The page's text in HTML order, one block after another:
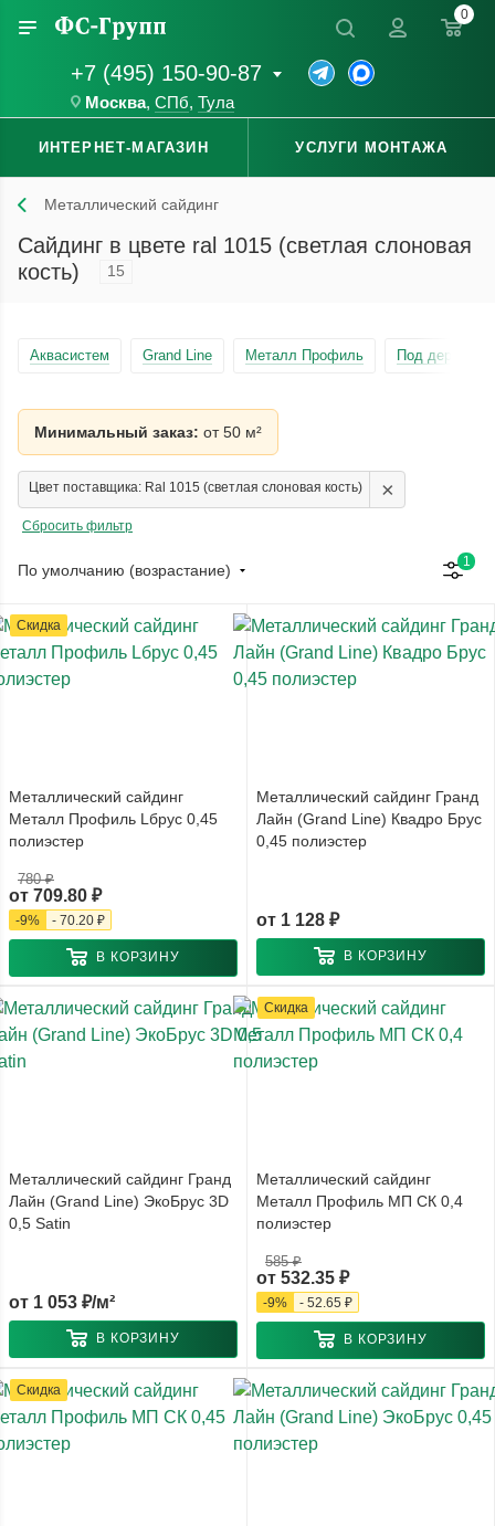
+7 (495) 150-90-87
Москва, СПб, Тула
0
ИНТЕРНЕТ-МАГАЗИН УСЛУГИ МОНТАЖА
Металлический сайдинг
Сайдинг в цвете ral 1015 (cветлая слоновая
кость)
15
Аквасистем Grand Line Металл Профиль Под дерево
Минимальный заказ: от 50 м²
Цвет поставщика: Ral 1015 (cветлая слоновая кость) ×
Сбросить фильтр
По умолчанию (возрастание) 1
Скидка
Металлический сайдинг
Металл Профиль Lбрус 0,45
полиэстер
от 709.80 ₽
780 ₽
-9% - 70.20 ₽
В КОРЗИНУ
Металлический сайдинг Гранд
Лайн (Grand Line) Квадро Брус
0,45 полиэстер
от 1 128 ₽
В КОРЗИНУ
Металлический сайдинг Гранд
Лайн (Grand Line) ЭкоБрус 3D
0,5 Satin
от 1 053 ₽/м²
В КОРЗИНУ
Скидка
Металлический сайдинг
Металл Профиль МП СК 0,4
полиэстер
от 532.35 ₽
585 ₽
-9% - 52.65 ₽
В КОРЗИНУ
Скидка